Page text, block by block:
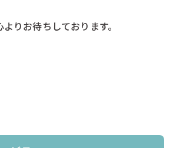
りお待ちしております。